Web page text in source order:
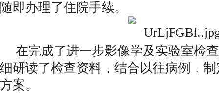
随即办理了住院手续。
在完成了进一步影像学及实验室检
细研读了检查资料，结合以往病例，
方案。